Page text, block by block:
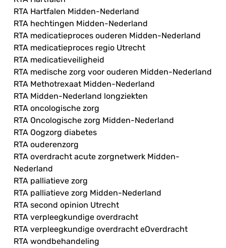
RTA Hartfalen Midden-Nederland
RTA hechtingen Midden-Nederland
RTA medicatieproces ouderen Midden-Nederland
RTA medicatieproces regio Utrecht
RTA medicatieveiligheid
RTA medische zorg voor ouderen Midden-Nederland
RTA Methotrexaat Midden-Nederland
RTA Midden-Nederland longziekten
RTA oncologische zorg
RTA Oncologische zorg Midden-Nederland
RTA Oogzorg diabetes
RTA ouderenzorg
RTA overdracht acute zorgnetwerk Midden-
Nederland
RTA palliatieve zorg
RTA palliatieve zorg Midden-Nederland
RTA second opinion Utrecht
RTA verpleegkundige overdracht
RTA verpleegkundige overdracht eOverdracht
RTA wondbehandeling